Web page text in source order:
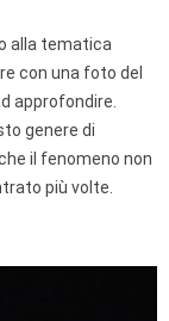
alla tematica
con una foto del
approfondire.
genere di
il fenomeno non
più volte.